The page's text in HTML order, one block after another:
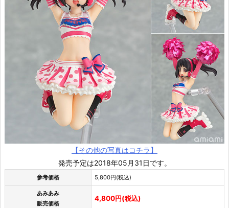
【その他の写真はコチラ】
発売予定は2018年05月31日です。
参考価格 5,800円(税込)
あみあみ
販売価格
4,800円(税込)